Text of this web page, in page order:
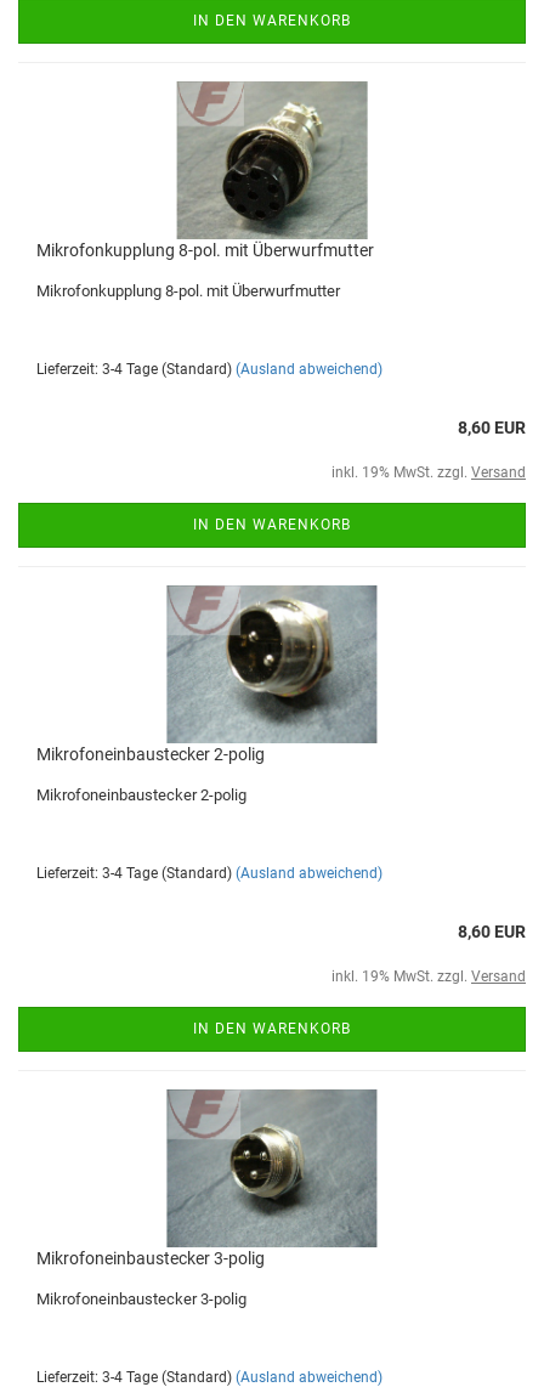
IN DEN WARENKORB
Mikrofonkupplung 8-pol. mit Überwurfmutter
Mikrofonkupplung 8-pol. mit Überwurfmutter
Lieferzeit: 3-4 Tage (Standard) (Ausland abweichend)
8,60 EUR
inkl. 19% MwSt. zzgl. Versand
IN DEN WARENKORB
Mikrofoneinbaustecker 2-polig
Mikrofoneinbaustecker 2-polig
Lieferzeit: 3-4 Tage (Standard) (Ausland abweichend)
8,60 EUR
inkl. 19% MwSt. zzgl. Versand
IN DEN WARENKORB
Mikrofoneinbaustecker 3-polig
Mikrofoneinbaustecker 3-polig
Lieferzeit: 3-4 Tage (Standard) (Ausland abweichend)